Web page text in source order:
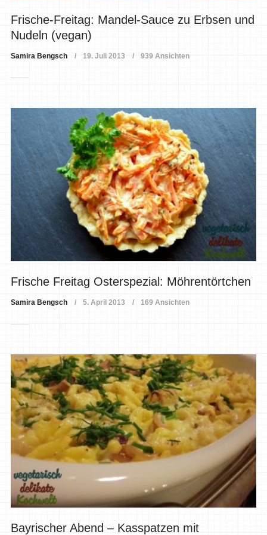
Frische-Freitag: Mandel-Sauce zu Erbsen und
Nudeln (vegan)
Samira Bengsch 19. Juli 2013 939 Ansichten
Frische Freitag Osterspezial: Möhrentörtchen
Samira Bengsch 5. April 2013 169 Ansichten
Bayrischer Abend – Kasspatzen mit